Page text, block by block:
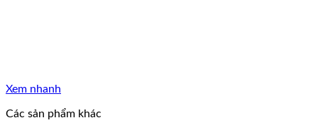
Xem nhanh
Các sản phẩm khác